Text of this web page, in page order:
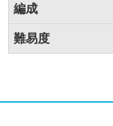
編成
難易度